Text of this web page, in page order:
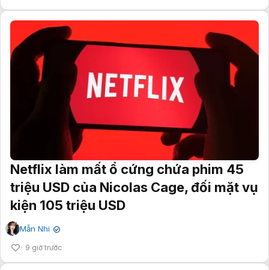
Netflix làm mất ổ cứng chứa phim 45
triệu USD của Nicolas Cage, đối mặt vụ
kiện 105 triệu USD
Mẫn Nhi ✔
9 giờ trước